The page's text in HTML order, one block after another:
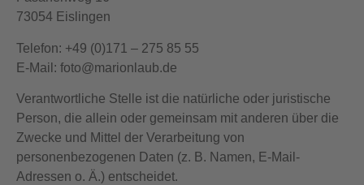
73054 Eislingen
Telefon: +49 (0)171 – 275 85 55
E-Mail: foto@marionlaub.de
Verantwortliche Stelle ist die natürliche oder juristische
Person, die allein oder gemeinsam mit anderen über die
Zwecke und Mittel der Verarbeitung von
personenbezogenen Daten (z. B. Namen, E-Mail-
Adressen o. Ä.) entscheidet.